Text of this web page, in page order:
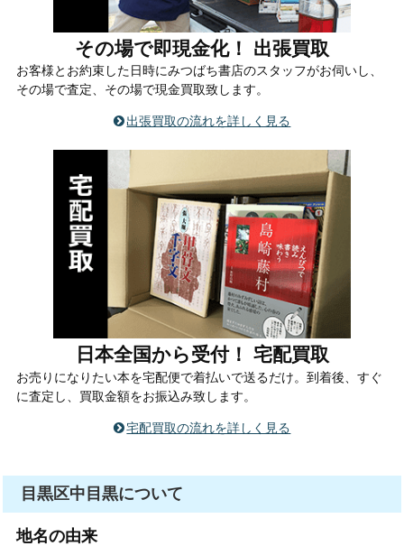
その場で即現金化！ 出張買取
お客様とお約束した日時にみつばち書店のスタッフがお伺いし、
その場で査定、その場で現金買取致します。
出張買取の流れを詳しく見る
日本全国から受付！ 宅配買取
お売りになりたい本を宅配便で着払いで送るだけ。到着後、すぐ
に査定し、買取金額をお振込み致します。
宅配買取の流れを詳しく見る
目黒区中目黒について
地名の由来